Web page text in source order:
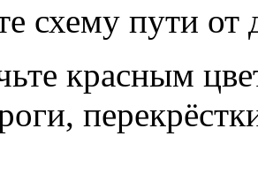
схему пути
красным